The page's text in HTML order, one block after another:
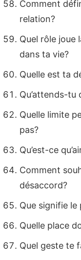
Comment
relation?
Quel rôle joue
dans ta vie?
Quelle est ta
Qu’attends-tu
Quelle limite
pas?
Qu’est-ce
Comment
désaccord?
Que signifie
Quelle place
Quel geste te